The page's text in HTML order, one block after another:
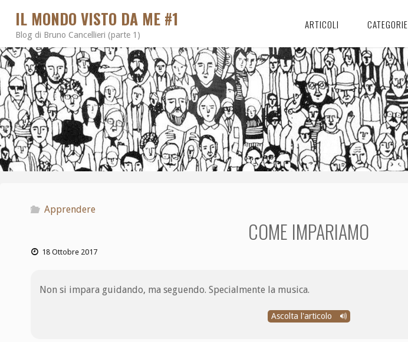
IL MONDO VISTO DA ME #1
Blog di Bruno Cancellieri (parte 1)
ARTICOLI CATEGORIE
Apprendere
COME IMPARIAMO
18 Ottobre 2017
Non si impara guidando, ma seguendo. Specialmente la musica.
Ascolta l'articolo